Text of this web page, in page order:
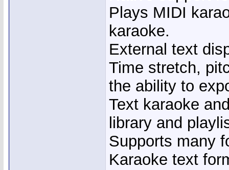
Plays MIDI
karaoke.
External text
Time stretch,
the ability to
Text karaoke
library and
Supports many
Karaoke text